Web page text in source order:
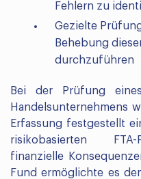
Fehlern zu
Gezielte
Behebung
durchzuführen
Bei der Prüfung
Handelsunternehmens
Erfassung festgestellt
risikobasierten
finanzielle
Fund ermöglichte es